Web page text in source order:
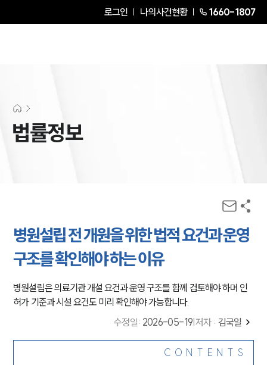
로그인 나의사건현황 1660-1807
법률정보
병원설립 전 개원을 위한 법적 요건과 운영
구조를 확인해야 하는 이유
병원설립은 의료기관 개설 요건과 운영 구조를 함께 검토해야 하며 인
허가 기준과 시설 요건도 미리 확인해야 가능합니다.
수정일: 2026-05-19 저자 : 김국일
CONTENTS